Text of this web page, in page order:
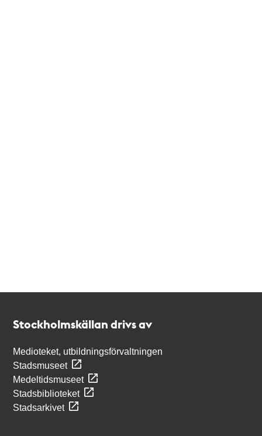
Stockholmskällan drivs av
Medioteket, utbildningsförvaltningen
Stadsmuseet
Medeltidsmuseet
Stadsbiblioteket
Stadsarkivet